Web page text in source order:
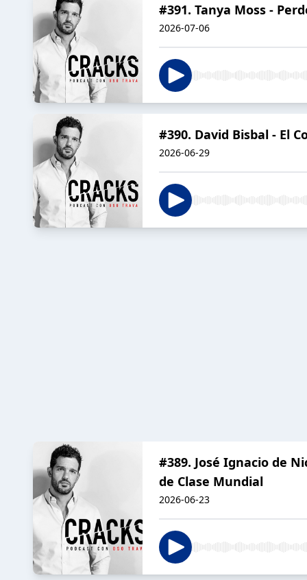
#391. Tanya Moss -
2026-07-06
#390. David Bisbal - El
2026-06-29
#389. José Ignacio de
de Clase Mundial
2026-06-23